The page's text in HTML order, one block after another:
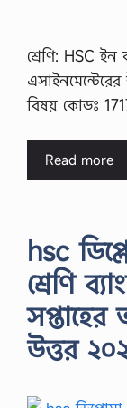
শ্রেণি: HSC
বিষয় কোডঃ
Read more
hsc
শ্রেণি
সপ্তাহের
উত্তর